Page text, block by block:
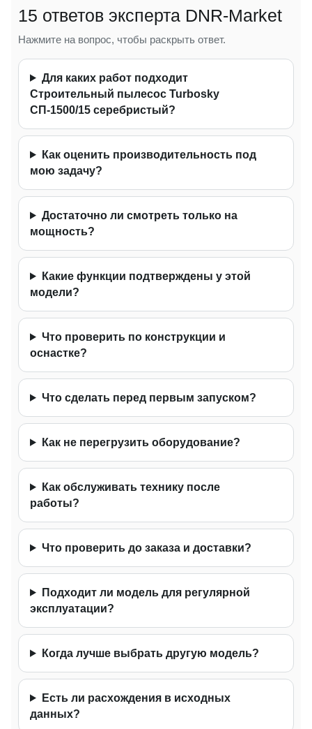
15 ответов эксперта DNR-Market
Нажмите на вопрос, чтобы раскрыть ответ.
Для каких работ подходит
Строительный пылесос Turbosky
СП-1500/15 серебристый?
Как оценить производительность под
мою задачу?
Достаточно ли смотреть только на
мощность?
Какие функции подтверждены у этой
модели?
Что проверить по конструкции и
оснастке?
Что сделать перед первым запуском?
Как не перегрузить оборудование?
Как обслуживать технику после
работы?
Что проверить до заказа и доставки?
Подходит ли модель для регулярной
эксплуатации?
Когда лучше выбрать другую модель?
Есть ли расхождения в исходных
данных?